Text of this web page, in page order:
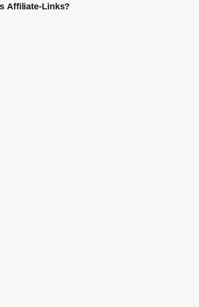
Affiliate-Links?